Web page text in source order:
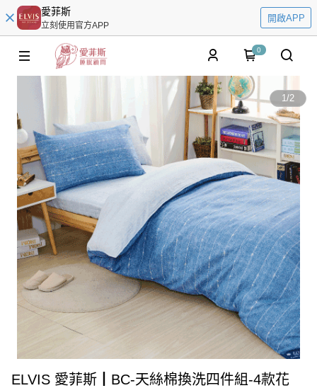
愛菲斯
立刻使用官方APP
開啟APP
0
1/2
ELVIS 愛菲斯┃BC-天絲棉換洗四件組-4款花